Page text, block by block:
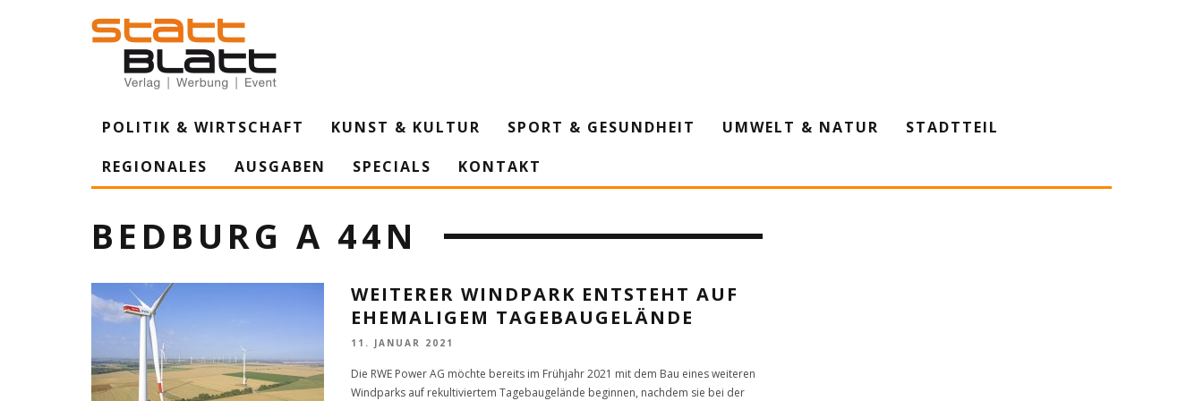
POLITIK & WIRTSCHAFT KUNST & KULTUR SPORT & GESUNDHEIT UMWELT & NATUR
STADTTEIL
REGIONALES
AUSGABEN SPECIALS KONTAKT
BEDBURG A 44N
WEITERER WINDPARK ENTSTEHT AUF
EHEMALIGEM TAGEBAUGELÄNDE
11. JANUAR 2021
Die RWE Power AG möchte bereits im Frühjahr 2021 mit dem Bau eines weiteren
Windparks auf rekultiviertem Tagebaugelände beginnen, nachdem sie bei der